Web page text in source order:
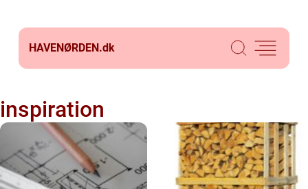
HAVENØRDEN.dk
inspiration